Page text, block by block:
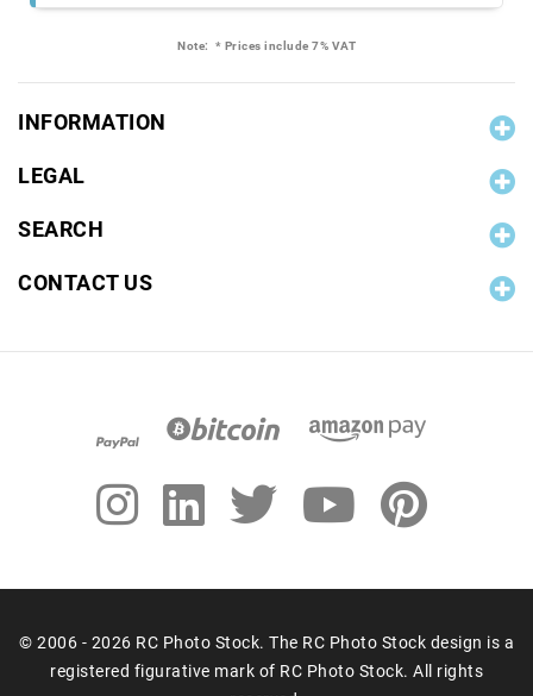
Note: * Prices include 7% VAT
INFORMATION
LEGAL
SEARCH
CONTACT US
© 2006 - 2026 RC Photo Stock. The RC Photo Stock design is a
registered figurative mark of RC Photo Stock. All rights